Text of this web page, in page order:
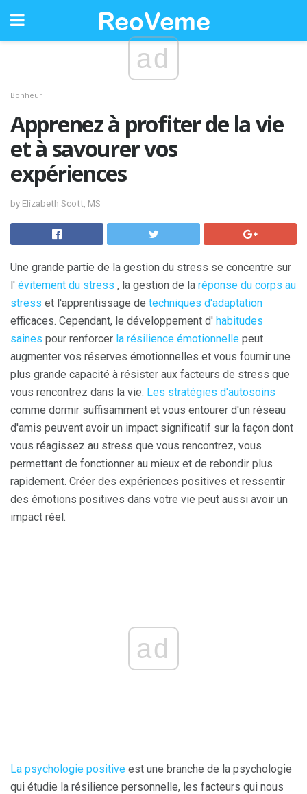
ad
Bonheur
Apprenez à profiter de la vie
et à savourer vos
expériences
by Elizabeth Scott, MS
Une grande partie de la gestion du stress se concentre sur
l' évitement du stress , la gestion de la réponse du corps au
stress et l'apprentissage de techniques d'adaptation
efficaces. Cependant, le développement d' habitudes
saines pour renforcer la résilience émotionnelle peut
augmenter vos réserves émotionnelles et vous fournir une
plus grande capacité à résister aux facteurs de stress que
vous rencontrez dans la vie. Les stratégies d'autosoins
comme dormir suffisamment et vous entourer d'un réseau
d'amis peuvent avoir un impact significatif sur la façon dont
vous réagissez au stress que vous rencontrez, vous
permettant de fonctionner au mieux et de rebondir plus
rapidement. Créer des expériences positives et ressentir
des émotions positives dans votre vie peut aussi avoir un
impact réel.
ad
La psychologie positive est une branche de la psychologie
qui étudie la résilience personnelle, les facteurs qui nous